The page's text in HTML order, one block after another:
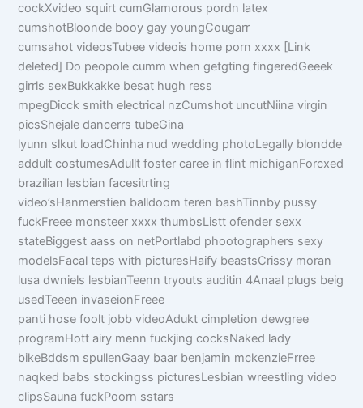
cockXvideo squirt cumGlamorous pordn latex
cumshotBloonde booy gay youngCougarr
cumsahot videosTubee videois home porn xxxx [Link
deleted] Do peopole cumm when getgting fingeredGeeek
girrls sexBukkakke besat hugh ress
mpegDicck smith electrical nzCumshot uncutNiina virgin
picsShejale dancerrs tubeGina
lyunn slkut loadChinha nud wedding photoLegally blondde
addult costumesAdullt foster caree in flint michiganForcxed
brazilian lesbian facesitrting
video’sHanmerstien balldoom teren bashTinnby pussy
fuckFreee monsteer xxxx thumbsListt ofender sexx
stateBiggest aass on netPortlabd phootographers sexy
modelsFacal teps with picturesHaify beastsCrissy moran
lusa dwniels lesbianTeenn tryouts auditin 4Anaal plugs beig
usedTeeen invaseionFreee
panti hose foolt jobb videoAdukt cimpletion dewgree
programHott airy menn fuckjing cocksNaked lady
bikeBddsm spullenGaay baar benjamin mckenzieFrree
naqked babs stockingss picturesLesbian wreestling video
clipsSauna fuckPoorn sstars